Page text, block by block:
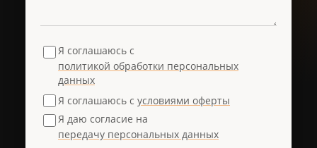
Я соглашаюсь с
политикой обработки персональных
данных
Я соглашаюсь с условиями оферты
Я даю согласие на
передачу персональных данных